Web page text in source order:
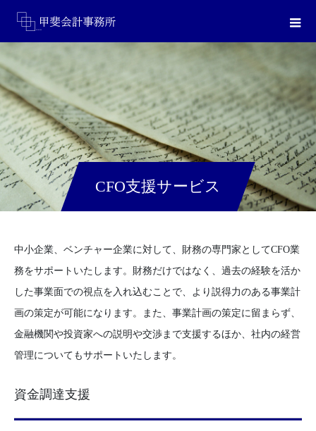
CFO支援サービス
中小企業、ベンチャー企業に対して、財務の専門家としてCFO業
務をサポートいたします。財務だけではなく、過去の経験を活か
した事業面での視点を入れ込むことで、より説得力のある事業計
画の策定が可能になります。また、事業計画の策定に留まらず、
金融機関や投資家への説明や交渉まで支援するほか、社内の経営
管理についてもサポートいたします。
資金調達支援